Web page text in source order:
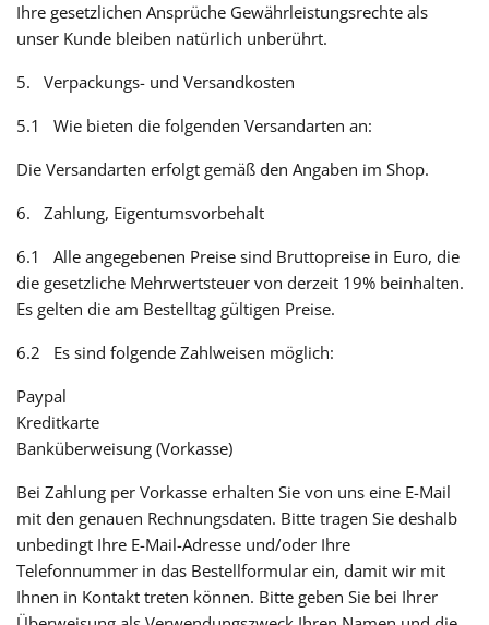
Ihre gesetzlichen Ansprüche Gewährleistungsrechte als
unser Kunde bleiben natürlich unberührt.
5. Verpackungs- und Versandkosten
5.1 Wie bieten die folgenden Versandarten an:
Die Versandarten erfolgt gemäß den Angaben im Shop.
6. Zahlung, Eigentumsvorbehalt
6.1 Alle angegebenen Preise sind Bruttopreise in Euro, die
die gesetzliche Mehrwertsteuer von derzeit 19% beinhalten.
Es gelten die am Bestelltag gültigen Preise.
6.2 Es sind folgende Zahlweisen möglich:
Paypal
Kreditkarte
Banküberweisung (Vorkasse)
Bei Zahlung per Vorkasse erhalten Sie von uns eine E-Mail
mit den genauen Rechnungsdaten. Bitte tragen Sie deshalb
unbedingt Ihre E-Mail-Adresse und/oder Ihre
Telefonnummer in das Bestellformular ein, damit wir mit
Ihnen in Kontakt treten können. Bitte geben Sie bei Ihrer